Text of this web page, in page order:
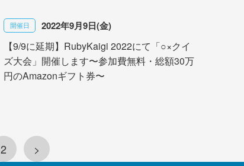
開催日 2022年9月9日(金)
【9/9に延期】RubyKaigi 2022にて「○×クイ
ズ大会」開催します〜参加費無料・総額30万
円のAmazonギフト券〜
2 >